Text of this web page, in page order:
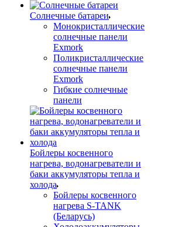
Солнечные батареи
Монокристаллические
солнечные панели
Exmork
Поликристаллические
солнечные панели
Exmork
Гибкие солнечные
панели
Бойлеры косвенного
нагрева, водонагреватели и
баки аккумуляторы тепла и
холода
Бойлеры косвенного
нагрева S-TANK
(Беларусь)